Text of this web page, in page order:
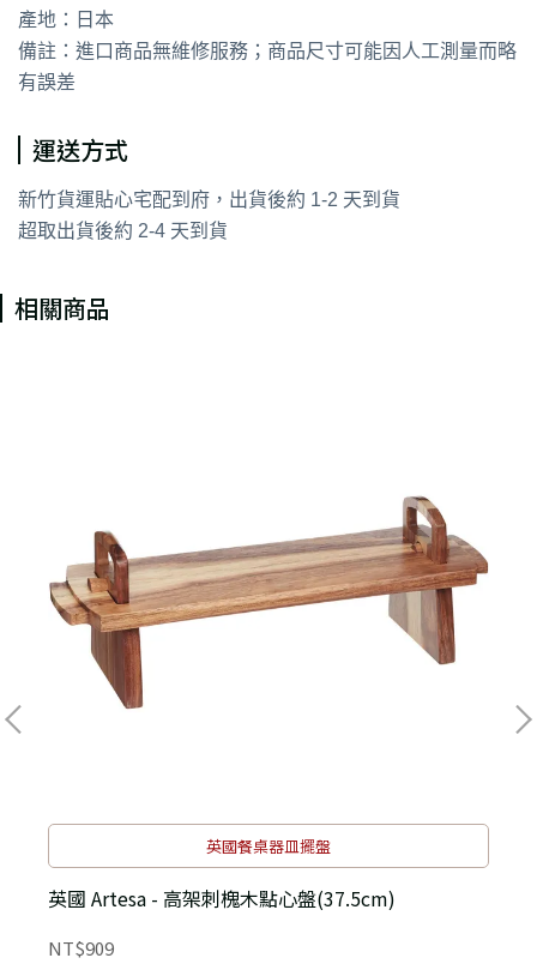
產地：日本
備註：進口商品無維修服務；商品尺寸可能因人工測量而略
有誤差
運送方式
新竹貨運貼心宅配到府，出貨後約 1-2 天到貨
超取出貨後約 2-4 天到貨
相關商品
英國餐桌器皿擺盤
英國 Artesa - 高架刺槐木點心盤(37.5cm)
NT$909